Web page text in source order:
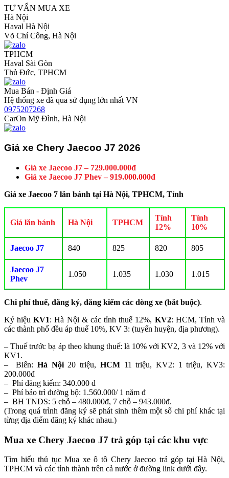
TƯ VẤN MUA XE
Hà Nội
Haval Hà Nội
Võ Chí Công, Hà Nội
TPHCM
Haval Sài Gòn
Thủ Đức, TPHCM
Mua Bán - Định Giá
Hệ thống xe đã qua sử dụng lớn nhất VN
0975207268
CarOn Mỹ Đình, Hà Nội
Giá xe Chery Jaecoo J7 2026
Giá xe Jaecoo J7 – 729.000.000đ
Giá xe Jaecoo J7 Phev – 919.000.000đ
Giá xe Jaecoo 7 lăn bánh tại Hà Nội, TPHCM, Tỉnh
Giá lăn bánh Hà Nội TPHCM
Tỉnh
12%
Tỉnh
10%
Jaecoo J7 840 825 820 805
Jaecoo J7
Phev
1.050 1.035 1.030 1.015
Chi phí thuế, đăng ký, đăng kiểm các dòng xe (bắt buộc).
Ký hiệuKV1: Hà Nội & các tỉnh thuế 12%, KV2: HCM, Tỉnh và
các thành phố đều áp thuế 10%, KV 3: (tuyến huyện, địa phương).
– Thuế trước bạ áp theo khung thuế: là 10% với KV2, 3 và 12% với
KV1.
– Biển:Hà Nội20 triệu, HCM11 triệu, KV2: 1 triệu, KV3:
200.000đ
– Phí đăng kiểm: 340.000 đ
– Phí bảo trì đường bộ: 1.560.000/ 1 năm đ
– BH TNDS: 5 chỗ – 480.000đ, 7 chỗ – 943.000đ.
(Trong quá trình đăng ký sẽ phát sinh thêm một số chi phí khác tại
từng địa điểm đăng ký khác nhau.)
Mua xe Chery Jaecoo J7 trả góp tại các khu vực
Tìm hiểu thủ tục Mua xe ô tô Chery Jaecoo trả góp tại Hà Nội,
TPHCM và các tỉnh thành trên cả nước ở đường link dưới đây.